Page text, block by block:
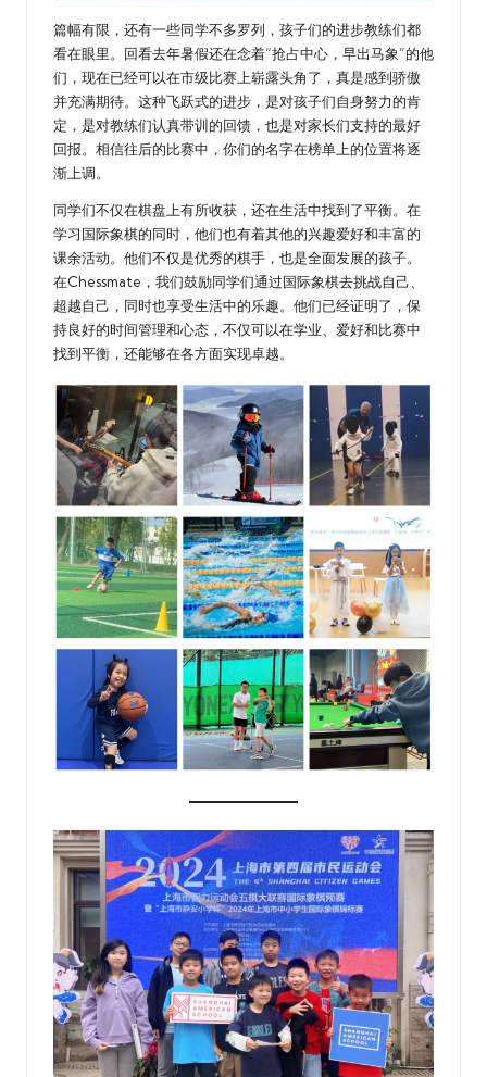
篇幅有限，还有一些同学不多罗列，孩子们的进步教练们都
看在眼里。回看去年暑假还在念着“抢占中心，早出马象”的他
们，现在已经可以在市级比赛上崭露头角了，真是感到骄傲
并充满期待。这种飞跃式的进步，是对孩子们自身努力的肯
定，是对教练们认真带训的回馈，也是对家长们支持的最好
回报。相信往后的比赛中，你们的名字在榜单上的位置将逐
渐上调。
同学们不仅在棋盘上有所收获，还在生活中找到了平衡。在
学习国际象棋的同时，他们也有着其他的兴趣爱好和丰富的
课余活动。他们不仅是优秀的棋手，也是全面发展的孩子。
在Chessmate，我们鼓励同学们通过国际象棋去挑战自己、
超越自己，同时也享受生活中的乐趣。他们已经证明了，保
持良好的时间管理和心态，不仅可以在学业、爱好和比赛中
找到平衡，还能够在各方面实现卓越。